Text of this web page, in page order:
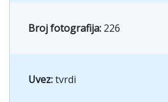
Broj fotografija: 226
Uvez:tvrdi